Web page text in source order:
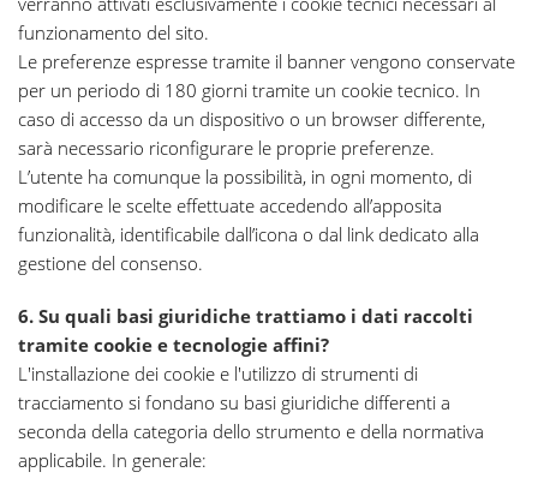
funzionamento del sito.
Le preferenze espresse tramite il banner vengono conservate
per un periodo di 180 giorni tramite un cookie tecnico. In
caso di accesso da un dispositivo o un browser differente,
sarà necessario riconfigurare le proprie preferenze.
L’utente ha comunque la possibilità, in ogni momento, di
modificare le scelte effettuate accedendo all’apposita
funzionalità, identificabile dall’icona o dal link dedicato alla
gestione del consenso.
6. Su quali basi giuridiche trattiamo i dati raccolti
tramite cookie e tecnologie affini?
L'installazione dei cookie e l'utilizzo di strumenti di
tracciamento si fondano su basi giuridiche differenti a
seconda della categoria dello strumento e della normativa
applicabile. In generale: